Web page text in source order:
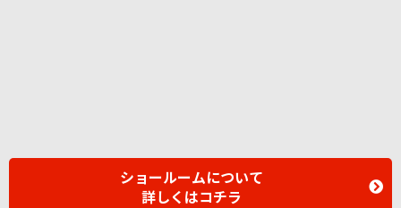
ショールームについて
詳しくはコチラ